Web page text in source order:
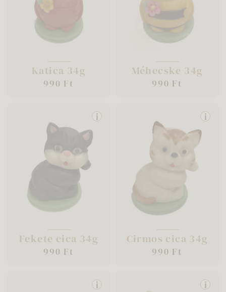
Katica 34g
990 Ft
Méhecske 34g
990 Ft
i
Fekete cica 34g
990 Ft
i
Cirmos cica 34g
990 Ft
i i